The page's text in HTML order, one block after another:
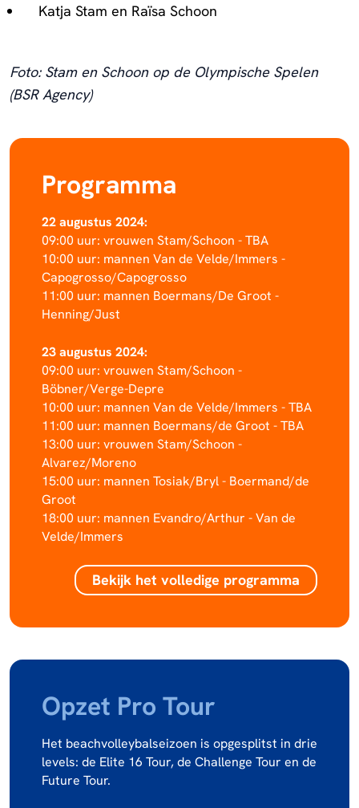
Katja Stam en Raïsa Schoon
Foto: Stam en Schoon op de Olympische Spelen
(BSR Agency)
Programma
22 augustus 2024:
09:00 uur: vrouwen Stam/Schoon - TBA
10:00 uur: mannen Van de Velde/Immers -
Capogrosso/Capogrosso
11:00 uur: mannen Boermans/De Groot -
Henning/Just
23 augustus 2024:
09:00 uur: vrouwen Stam/Schoon -
Böbner/Verge-Depre
10:00 uur: mannen Van de Velde/Immers - TBA
11:00 uur: mannen Boermans/de Groot - TBA
13:00 uur: vrouwen Stam/Schoon -
Alvarez/Moreno
15:00 uur: mannen Tosiak/Bryl - Boermand/de
Groot
18:00 uur: mannen Evandro/Arthur - Van de
Velde/Immers
Bekijk het volledige programma
Opzet Pro Tour
Het beachvolleybalseizoen is opgesplitst in drie
levels: de Elite 16 Tour, de Challenge Tour en de
Future Tour.